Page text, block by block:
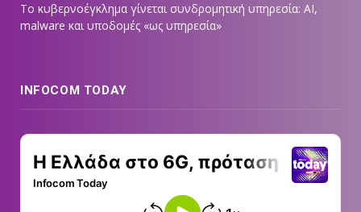
Το κυβερνοέγκλημα γίνεται συνδρομητική υπηρεσία: AI,
malware και υποδομές «ως υπηρεσία»
INFOCOM TODAY